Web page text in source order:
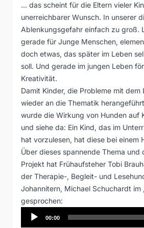
… das scheint für die Eltern vieler
unerreichbarer Wunsch. In unserer
Ablenkungsgefahr einfach zu groß.
gerade für Junge Menschen,
doch etwas, das später im Leben
soll. Und gerade im jungen Leben
Kreativität.
Damit Kinder, die Probleme mit dem
wieder an die Thematik
wurde die Wirkung von Hunden auf
und siehe da: Ein Kind, das im
hat vorzulesen, hat diese bei einem
Über dieses spannende Thema und
Projekt hat Frühaufsteher Tobi
der Therapie-, Begleit- und
Johannitern, Michael Schuchardt im
gesprochen:
Audio-
00:00